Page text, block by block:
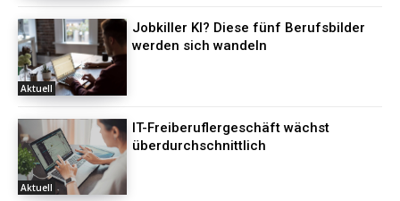
Aktuell
Jobkiller KI? Diese fünf Berufsbilder
werden sich wandeln
Aktuell
IT-Freiberuflergeschäft wächst
überdurchschnittlich